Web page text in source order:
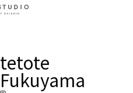
tetote
Fukuyama